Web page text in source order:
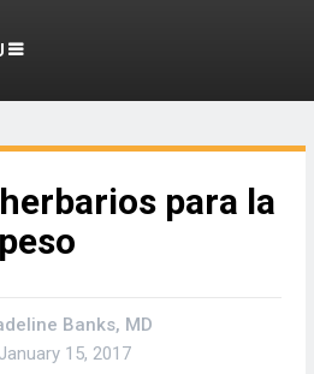
para la
Banks, MD
January 15, 2017